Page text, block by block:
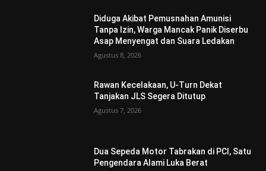
Diduga Akibat Pemusnahan Amunisi
Tanpa Izin, Warga Mancak Panik Diserbu
Asap Menyengat dan Suara Ledakan
Agustus 8, 2026
Rawan Kecelakaan, U-Turn Dekat
Tanjakan JLS Segera Ditutup
Agustus 7, 2026
Dua Sepeda Motor Tabrakan di PCI, Satu
Pengendara Alami Luka Berat